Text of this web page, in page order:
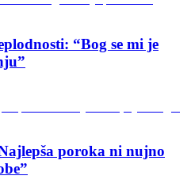
“Bog se mi je
poroka ni nujno